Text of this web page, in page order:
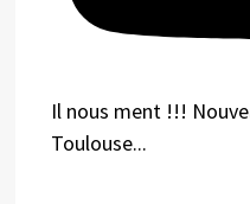
Il nous ment !!!
Toulouse...